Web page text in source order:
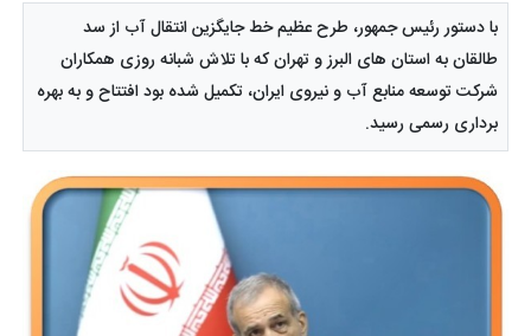
با دستور رئیس جمهور، طرح عظیم خط جایگزین انتقال آب از سد
طالقان به استان های البرز و تهران که با تلاش شبانه روزی همکاران
شرکت توسعه منابع آب و نیروی ایران، تکمیل شده بود افتتاح و به بهره
برداری رسمی رسید.​